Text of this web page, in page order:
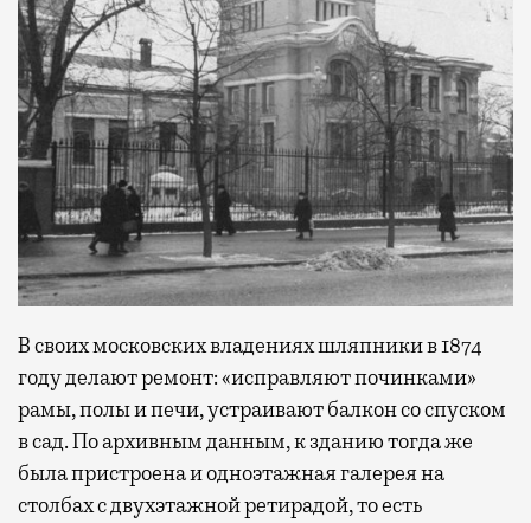
В своих московских владениях шляпники в 1874
году делают ремонт: «исправляют починками»
рамы, полы и печи, устраивают балкон со спуском
в сад. По архивным данным, к зданию тогда же
была пристроена и одноэтажная галерея на
столбах с двухэтажной ретирадой, то есть